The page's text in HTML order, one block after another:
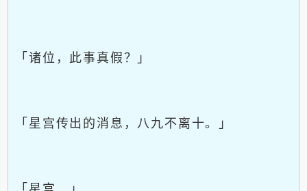
「诸位，此事真假？」
「星宫传出的消息，八九不离十。」